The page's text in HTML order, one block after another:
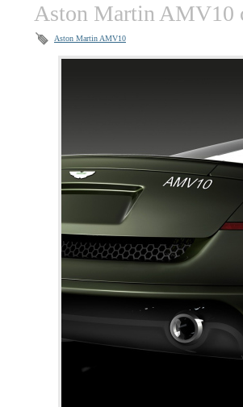
Aston Martin AMV10
Aston Martin AMV10